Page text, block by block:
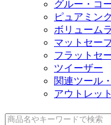
グルー・コ
ピュアミンク
ボリューム
マットセー
フラットセ
ツイーザー
関連ツール
アウトレット